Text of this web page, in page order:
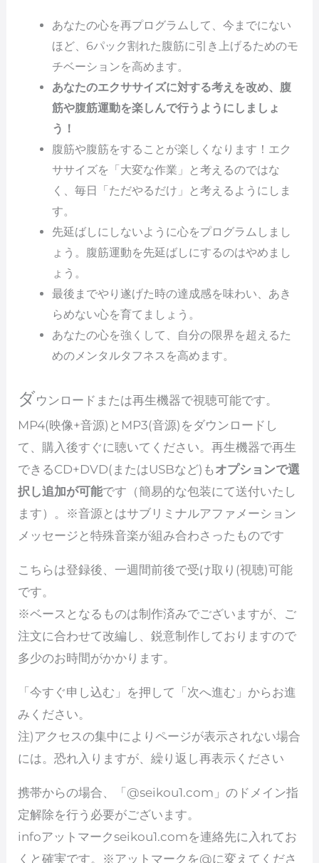
あなたの心を再プログラムして、今までにない
ほど、6パック割れた腹筋に引き上げるためのモ
チベーションを高めます。
あなたのエクササイズに対する考えを改め、腹
筋や腹筋運動を楽しんで行うようにしましょ
う！
腹筋や腹筋をすることが楽しくなります！エク
ササイズを「大変な作業」と考えるのではな
く、毎日「ただやるだけ」と考えるようにしま
す。
先延ばしにしないように心をプログラムしまし
ょう。腹筋運動を先延ばしにするのはやめまし
ょう。
最後までやり遂げた時の達成感を味わい、あき
らめない心を育てましょう。
あなたの心を強くして、自分の限界を超えるた
めのメンタルタフネスを高めます。
ダウンロードまたは再生機器で視聴可能です。
MP4(映像+音源)とMP3(音源)をダウンロードし
て、購入後すぐに聴いてください。再生機器で再生
できるCD+DVD(またはUSBなど)もオプションで選
択し追加が可能です（簡易的な包装にて送付いたし
ます）。※音源とはサブリミナルアファメーション
メッセージと特殊音楽が組み合わさったものです
こちらは登録後、一週間前後で受け取り(視聴)可能
です。
※ベースとなるものは制作済みでございますが、ご
注文に合わせて改編し、鋭意制作しておりますので
多少のお時間がかかります。
「今すぐ申し込む」を押して「次へ進む」からお進
みください。
注)アクセスの集中によりページが表示されない場合
には。恐れ入りますが、繰り返し再表示ください
携帯からの場合、「@seikou1.com」のドメイン指
定解除を行う必要がございます。
infoアットマークseikou1.comを連絡先に入れてお
くと確実です。※アットマークを@に変えてくださ